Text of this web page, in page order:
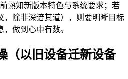
熟知新版本特色与系统要求；若
，除非深谙其道），则要明晰目标
做到心中有数。
（以旧设备迁新设备